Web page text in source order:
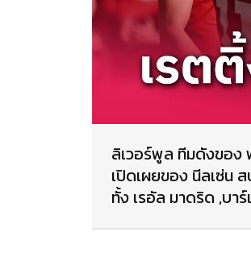
ลิเวอร์พูล ทีมดังของ
เปิดเผยของ นีลเซ่น
ทั้ง เรอัล มาดริด ,บาร์